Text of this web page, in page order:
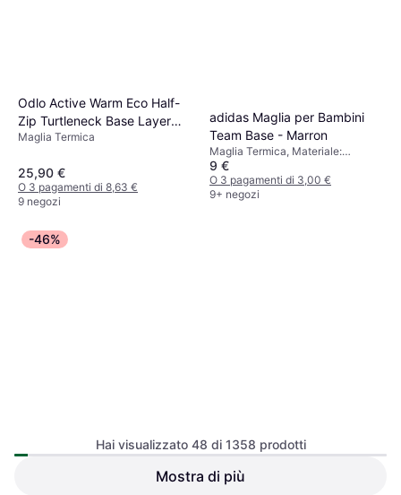
Odlo Active Warm Eco Half-
Zip Turtleneck Base Layer
Top - Women's
Maglia Termica
25,90 €
O 3 pagamenti di 8,63 €
9 negozi
adidas Maglia per Bambini
Team Base - Marron
Maglia Termica, Materiale:
Poliestere
9 €
O 3 pagamenti di 3,00 €
9+ negozi
-46%
Uomo Nero/Bianco
Maglia Termica, Tinta unita,
adidas Maglia per bambini
Hai visualizzato 48 di 1358 prodotti
Mostra di più